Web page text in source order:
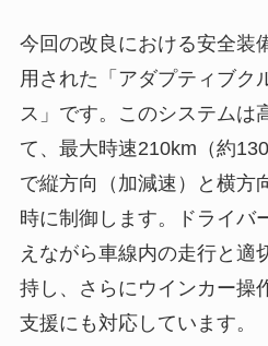
今回の改良における安全装
用された「アダプティブク
ス」です。このシステムは
て、最大時速210km（約
で縦方向（加減速）と横方
時に制御します。ドライバ
えながら車線内の走行と適
持し、さらにウインカー操
支援にも対応しています。